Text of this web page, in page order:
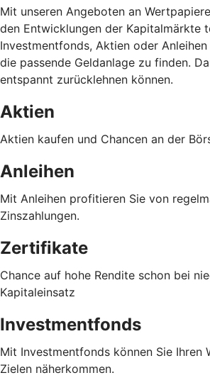
Mit unseren Angeboten an
den Entwicklungen der Kapitalmärkte
Investmentfonds, Aktien oder
die passende Geldanlage zu finden.
entspannt zurücklehnen können.
Aktien
Aktien kaufen und Chancen an der
Anleihen
Mit Anleihen profitieren Sie von
Zinszahlungen.
Zertifikate
Chance auf hohe Rendite schon bei
Kapitaleinsatz
Investmentfonds
Mit Investmentfonds können Sie Ihren
Zielen näherkommen.